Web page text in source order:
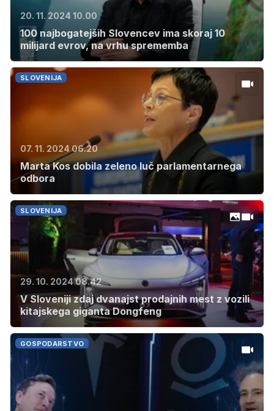
20. 11. 2024 10.00
100 najbogatejših Slovencev ima skoraj 10
milijard evrov, na vrhu sprememba
SLOVENIJA
07. 11. 2024 06.20
Marta Kos dobila zeleno luč parlamentarnega
odbora
SLOVENIJA
29. 10. 2024 08.42
V Sloveniji zdaj dvanajst prodajnih mest z vozili
kitajskega giganta Dongfeng
GOSPODARSTVO